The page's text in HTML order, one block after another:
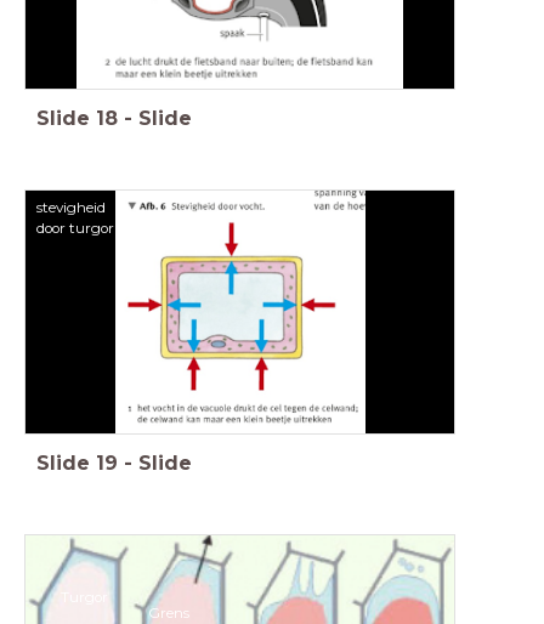
Slide 18 - Slide
stevigheid
door turgor
Slide 19 - Slide
Grens